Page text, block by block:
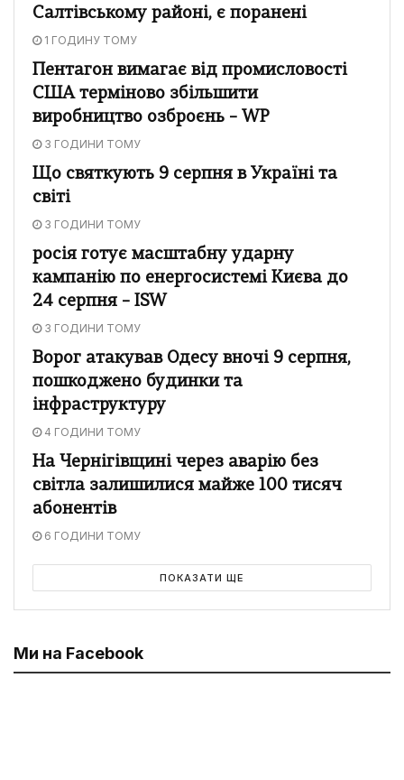
Салтівському районі, є поранені
1 ГОДИНУ ТОМУ
Пентагон вимагає від промисловості
США терміново збільшити
виробництво озброєнь – WP
3 ГОДИНИ ТОМУ
Що святкують 9 серпня в Україні та
світі
3 ГОДИНИ ТОМУ
росія готує масштабну ударну
кампанію по енергосистемі Києва до
24 серпня – ISW
3 ГОДИНИ ТОМУ
Ворог атакував Одесу вночі 9 серпня,
пошкоджено будинки та
інфраструктуру
4 ГОДИНИ ТОМУ
На Чернігівщині через аварію без
світла залишилися майже 100 тисяч
абонентів
6 ГОДИНИ ТОМУ
ПОКАЗАТИ ЩЕ
Ми на Facebook